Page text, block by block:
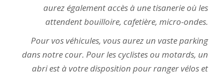
aurez également accès à une tisanerie où les
attendent bouilloire, cafetière, micro-ondes.
Pour vos véhicules, vous aurez un vaste parking
dans notre cour. Pour les cyclistes ou motards, un
abri est à votre disposition pour ranger vélos et